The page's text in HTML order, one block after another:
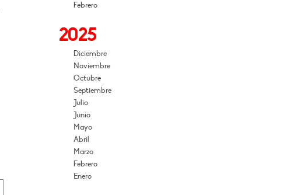
Febrero
2025
Diciembre
Noviembre
Octubre
Septiembre
Julio
Junio
Mayo
Abril
Marzo
Febrero
Enero